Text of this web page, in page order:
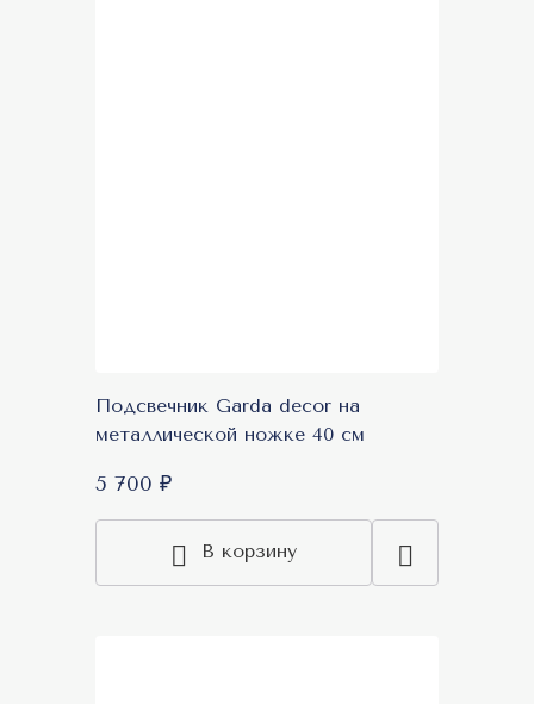
Подсвечник Garda decor на
металлической ножке 40 см
5 700 ₽
В корзину